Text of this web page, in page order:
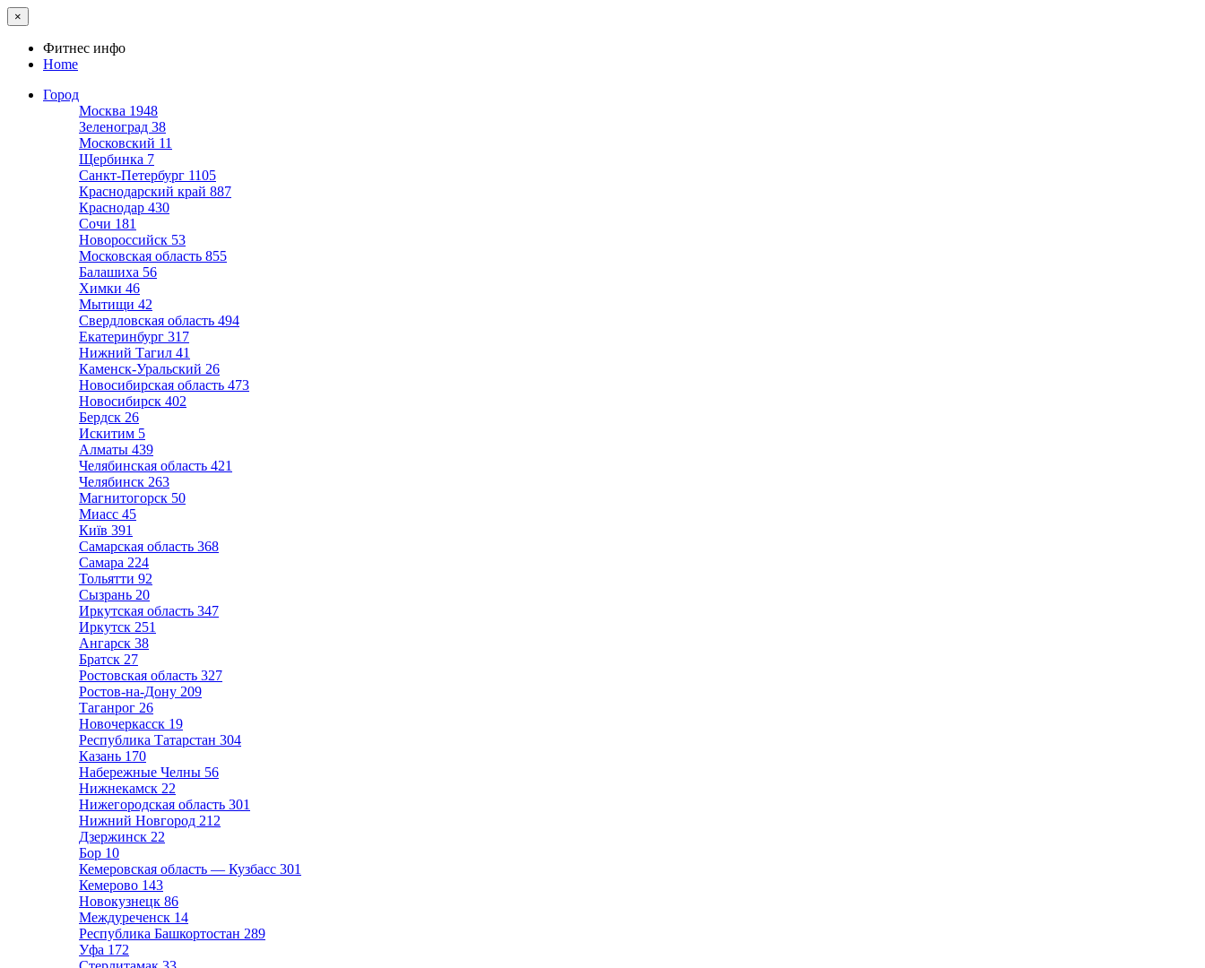
×
Фитнес инфо
Home
Город
Москва 1948
Зеленоград 38
Московский 11
Щербинка 7
Санкт-Петербург 1105
Краснодарский край 887
Краснодар 430
Сочи 181
Новороссийск 53
Московская область 855
Балашиха 56
Химки 46
Мытищи 42
Свердловская область 494
Екатеринбург 317
Нижний Тагил 41
Каменск-Уральский 26
Новосибирская область 473
Новосибирск 402
Бердск 26
Искитим 5
Алматы 439
Челябинская область 421
Челябинск 263
Магнитогорск 50
Миасс 45
Київ 391
Самарская область 368
Самара 224
Тольятти 92
Сызрань 20
Иркутская область 347
Иркутск 251
Ангарск 38
Братск 27
Ростовская область 327
Ростов-на-Дону 209
Таганрог 26
Новочеркасск 19
Республика Татарстан 304
Казань 170
Набережные Челны 56
Нижнекамск 22
Нижегородская область 301
Нижний Новгород 212
Дзержинск 22
Бор 10
Кемеровская область — Кузбасс 301
Кемерово 143
Новокузнецк 86
Междуреченск 14
Республика Башкортостан 289
Уфа 172